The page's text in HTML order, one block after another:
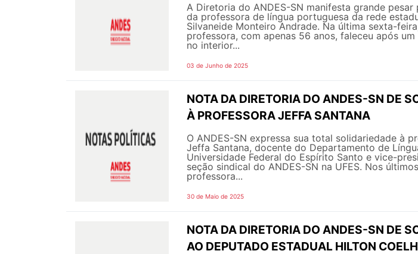
A Diretoria do ANDES-SN manifesta grande
da professora de língua portuguesa da rede
Silvaneide Monteiro Andrade. Na última sexta-
professora, com apenas 56 anos, faleceu após
no interior...
03 de Junho de 2025
NOTA DA DIRETORIA DO ANDES-SN DE
À PROFESSORA JEFFA SANTANA
O ANDES-SN expressa sua total solidariedade à
Jeffa Santana, docente do Departamento de
Universidade Federal do Espírito Santo e vice-
seção sindical do ANDES-SN na UFES. Nos
professora...
30 de Maio de 2025
NOTA DA DIRETORIA DO ANDES-SN DE
AO DEPUTADO ESTADUAL HILTON